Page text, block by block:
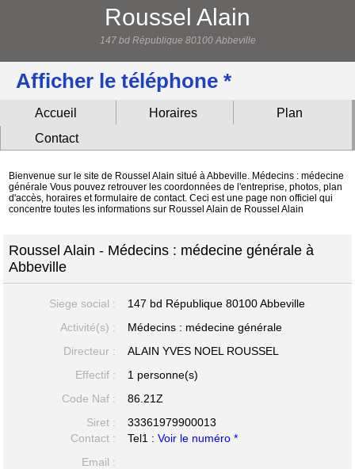
Roussel Alain
147 bd République 80100 Abbeville
Afficher le téléphone *
Accueil Horaires
Plan
Contact
Bienvenue sur le site de Roussel Alain situé à Abbeville. Médecins : médecine
générale Vous pouvez retrouver les coordonnées de l'entreprise, photos, plan
d'accès, horaires et formulaire de contact. Ceci est une page non officiel qui
concentre toutes les informations sur Roussel Alain de Roussel Alain
Roussel Alain - Médecins : médecine générale à
Abbeville
Siege social : 147 bd République80100 Abbeville
Activité(s) :
Médecins : médecine générale
Directeur :
ALAIN YVES NOEL ROUSSEL
Effectif :
1 personne(s)
Code Naf :
86.21Z
Siret :
33361979900013
Contact :
Tel1 :Voir le numéro *
Email :